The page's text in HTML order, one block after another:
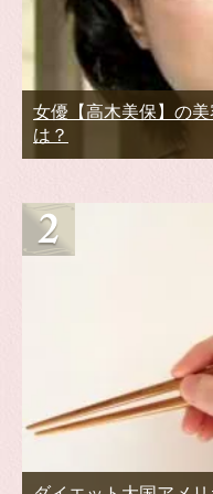
女優【高木美保】の
は？